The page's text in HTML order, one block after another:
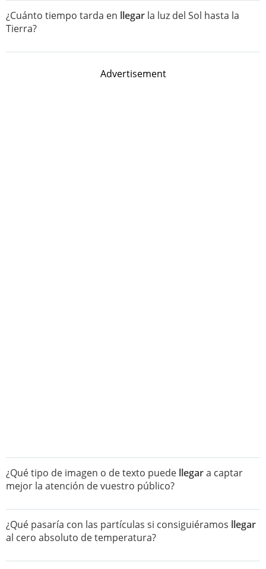
¿Cuánto tiempo tarda en llegar la luz del Sol hasta la
Tierra?
Advertisement
¿Qué tipo de imagen o de texto puede llegara captar
mejor la atención de vuestro público?
¿Qué pasaría con las partículas si consiguiéramos llegar
al cero absoluto de temperatura?